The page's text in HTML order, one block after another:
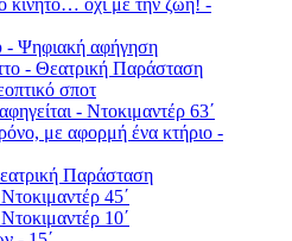
κινητό… όχι με την ζωή! -
- Ψηφιακή αφήγηση
- Θεατρική Παράσταση
σποτ
- Ντοκιμαντέρ 63΄
με αφορμή ένα κτήριο -
Παράσταση
45΄
10΄